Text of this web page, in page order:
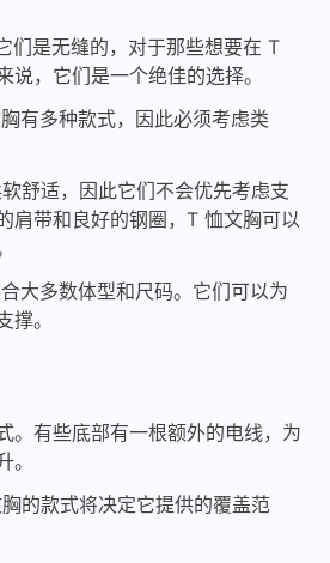
们是无缝的，对于那些想要在 T
说，它们是一个绝佳的选择。
有多种款式，因此必须考虑类
舒适，因此它们不会优先考虑支
肩带和良好的钢圈，T 恤文胸可以
大多数体型和尺码。它们可以为
。
。有些底部有一根额外的电线，为
的款式将决定它提供的覆盖范